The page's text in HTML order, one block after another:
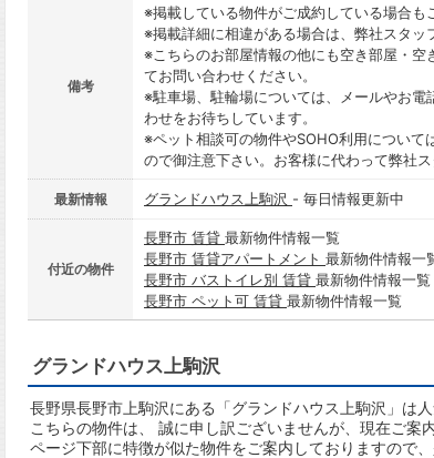
備考
※掲載している物件がご成約している場合も
※掲載詳細に相違がある場合は、弊社スタッ
※こちらのお部屋情報の他にも空き部屋・
てお問い合わせください。
※駐車場、駐輪場については、メールやお
わせをお待ちしています。
※ペット相談可の物件やSOHO利用について
ので御注意下さい。お客様に代わって弊社
最新情報 グランドハウス上駒沢 - 毎日情報更新中
付近の物件
長野市 賃貸 最新物件情報一覧
長野市 賃貸アパートメント 最新物件情報一
長野市 バストイレ別 賃貸 最新物件情報一覧
長野市 ペット可 賃貸 最新物件情報一覧
グランドハウス上駒沢
長野県長野市上駒沢にある「グランドハウス上駒沢」は
こちらの物件は、 誠に申し訳ございませんが、現在ご案
ページ下部に特徴が似た物件をご案内しておりますので